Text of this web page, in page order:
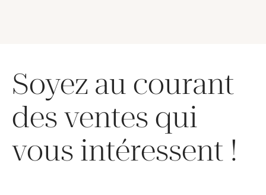
Soyez au courant
des ventes qui
vous intéressent !